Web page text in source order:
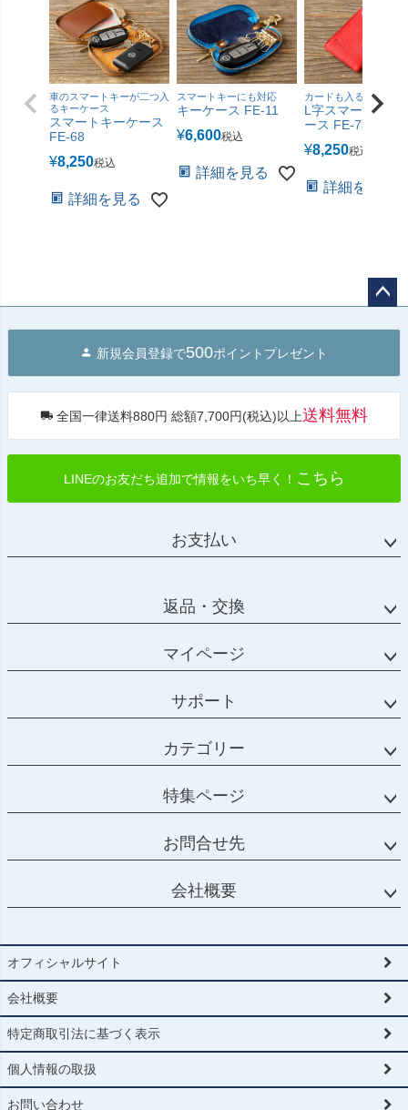
車のスマートキーが二つ入
るキーケース
スマートキーケース
FE-68
¥8,250税込
詳細を見る
スマートキーにも対応
キーケース FE-11
¥6,600税込
詳細を見る
カードも入るポケット
L字スマートキー
ース FE-73
¥8,250税込
詳細を見る
へ
新規会員登録で500ポイントプレゼント
全国一律送料880円 総額7,700円(税込)以上送料無料
LINEのお友だち追加で情報をいち早く！ こちら
お支払い
返品・交換
マイページ
サポート
カテゴリー
特集ページ
お問合せ先
会社概要
オフィシャルサイト
会社概要
特定商取引法に基づく表示
個人情報の取扱
お問い合わせ